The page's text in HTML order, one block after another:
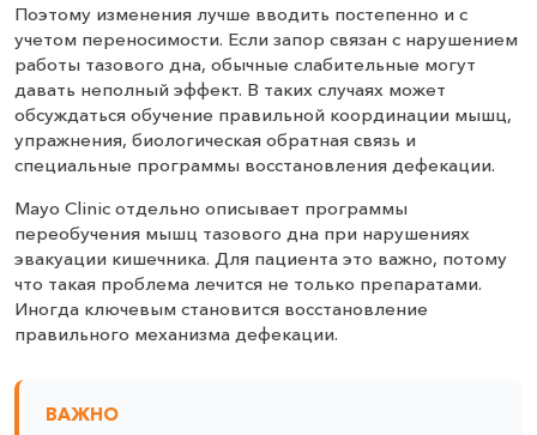
Поэтому изменения лучше вводить постепенно и с
учетом переносимости. Если запор связан с нарушением
работы тазового дна, обычные слабительные могут
давать неполный эффект. В таких случаях может
обсуждаться обучение правильной координации мышц,
упражнения, биологическая обратная связь и
специальные программы восстановления дефекации.
Mayo Clinic отдельно описывает программы
переобучения мышц тазового дна при нарушениях
эвакуации кишечника. Для пациента это важно, потому
что такая проблема лечится не только препаратами.
Иногда ключевым становится восстановление
правильного механизма дефекации.
ВАЖНО